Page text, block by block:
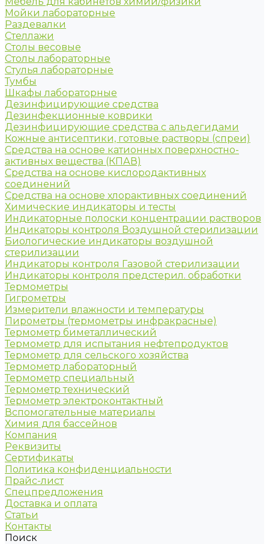
Мойки лабораторные
Раздевалки
Стеллажи
Столы весовые
Столы лабораторные
Стулья лабораторные
Тумбы
Шкафы лабораторные
Дезинфицирующие средства
Дезинфекционные коврики
Дезинфицирующие средства с альдегидами
Кожные антисептики, готовые растворы (спреи)
Средства на основе катионных поверхностно-
активных вещества (КПАВ)
Средства на основе кислородактивных
соединений
Средства на основе хлорактивных соединений
Химические индикаторы и тесты
Индикаторные полоски концентрации растворов
Индикаторы контроля Воздушной стерилизации
Биологические индикаторы воздушной
стерилизации
Индикаторы контроля Газовой стерилизации
Индикаторы контроля предстерил. обработки
Термометры
Гигрометры
Измерители влажности и температуры
Пирометры (термометры инфракрасные)
Термометр биметаллический
Термометр для испытания нефтепродуктов
Термометр для сельского хозяйства
Термометр лабораторный
Термометр специальный
Термометр технический
Термометр электроконтактный
Вспомогательные материалы
Химия для бассейнов
Компания
Реквизиты
Сертификаты
Политика конфиденциальности
Прайс-лист
Спецпредложения
Доставка и оплата
Статьи
Контакты
Поиск